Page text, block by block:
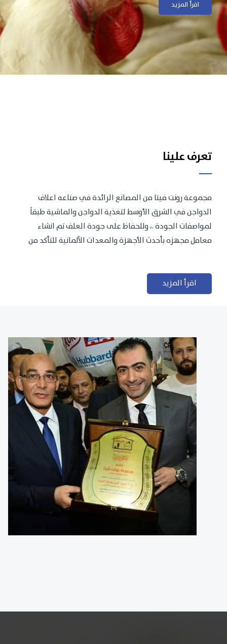
اقرأ المزيد
اقرأ المزيد
تعرف علينا
مجموعة رونت فيتا من المصانع الرائدة في صناعه اعلاف
الدواجن في الشرق الأوسط لتغذية الدواجن والماشية طبقاً
لمواصفات الجودة .، وللحفاظ على جودة العلف تم انشاء
معامل مجهزه بأحدث الأجهزة والمعدات الآلمانية للتأكد من
اقرأ المزيد